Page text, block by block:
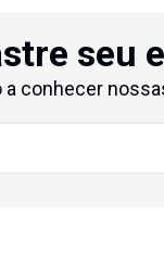
seu
a conhecer